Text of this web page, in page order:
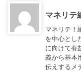
マネリテ
マネリテ！
を中心とし
に向けて有
義から基本
伝えするメ